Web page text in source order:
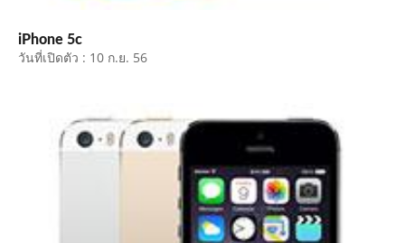
iPhone 5c
วันที่เปิดตัว : 10 ก.ย. 56